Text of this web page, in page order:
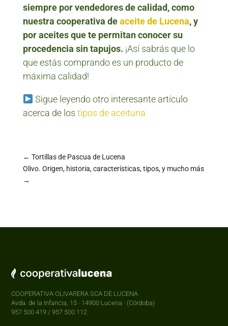
siempre por vendedores de calidad, como
nuestra cooperativa deaceite de Lucena, y
por aceites que te permitan conocer su
procedencia sin tapujos. ¡Así sabrás que lo
que estás comprando es un producto de
máxima calidad!
Sigue leyendo otro interesante artículo
acerca de los tipos de aceituna
← Tortillas de Pascua de Lucena
Olivo. Origen, historia, características, tipos, y mucho más
→
COOPERATIVA OLIVARERA SCA DE LUCENA
Avda. de la Infancia, 15 · 14900 Lucena · (Córdoba)
957 500 419 / 957 500 112